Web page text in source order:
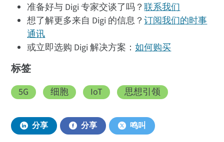
准备好与 Digi 专家交谈了吗？联系我们
想了解更多来自 Digi 的信息？订阅我们的时事
通讯
或立即选购 Digi 解决方案：如何购买
标签
5G 细胞 IoT 思想引领
分享 分享 鸣叫